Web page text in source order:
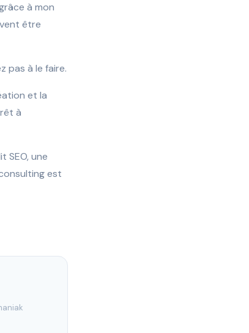
à mon
être
pas à le faire.
et la
à
SEO, une
est